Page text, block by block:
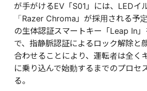
が手がけるEV「S01」には、LEDイ
「Razer Chroma」が採用される予
の生体認証スマートキー「Leap In
で、指静脈認証によるロック解除と
合わせることにより、運転者は全く
に乗り込んで始動するまでのプロセ
る。